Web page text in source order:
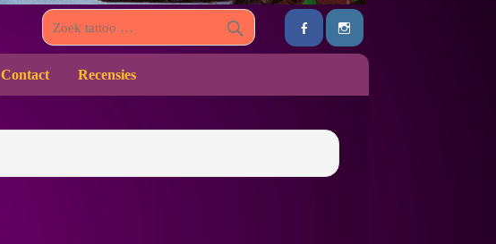
Contact Recensies